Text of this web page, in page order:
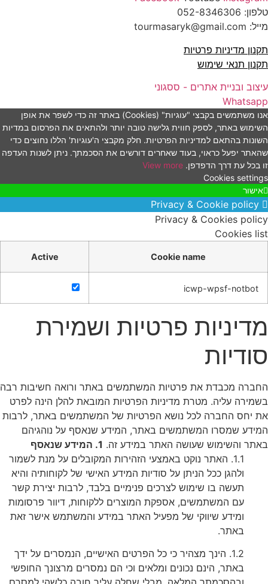
טלפון: 052-8346306
מייל: tourmasaryk@gmail.com
תקנון מדיניות פרטיות
תקנון תנאי שימוש
עיצוב ובניית אתרים - ססגוני
Whatsapp
אנו משתמשים בקבצי "עוגיות" (Cookies) באתר זה כדי לשפר את אופן
השימוש באתר, לספק חווית גלישה טובה יותר ולהתאים את הפרסום במדיות
השונות בהתאם למדיניות הפרטיות. חלק מקבצי ה'עוגיות' הללו נחוצים כדי
שהאתר יפעל כראוי, בעוד שאחרים דורשים את הסכמתך. ניתן לשנות העדפה
זו בכל עת דרך הדפדפן. View more
Cookies settings
אישור
Privacy & Cookie policy
Privacy & Cookies policy
Cookies list
Cookie name
Active
icwp-wpsf-notbot
מדיניות פרטיות ושמירת
סודיות
החברה מכבדת את פרטיות המשתמשים באתר ורואה חשיבות רבה
בשמירה עליה. מטרת מדיניות הפרטיות המובאת להלן הינה לפרט
את יחס החברה לכל נושא הפרטיות של המשתמשים באתר, לרבות
המידע שמסרו המשתמשים באתר, המידע שנאסף על נוהגיהם
באתר והשימוש שעושה האתר במידע זה. 1. המידע שנאסף
1.1. האתר נוקט באמצעי הזהירות המקובלים על מנת לשמור
ולהגן ככל הניתן על סודיות המידע האישי של לקוחותיה והיא
תעשה בו שימוש לצרכים פנימיים בלבד, לרבות יצירת קשר
עם המשתמשים, אספקת המוצרים ללקוחות, דיוור פרסומות
ומידע שיווקי של מפעיל האתר במידע והמשתמש אישר זאת
באתר.
1.2. הינך מצהיר כי כל הפרטים האישיים, הנמסרים על ידך
באתר, הינם נכונים ומלאים וכי הם נמסרים מרצונך החופשי